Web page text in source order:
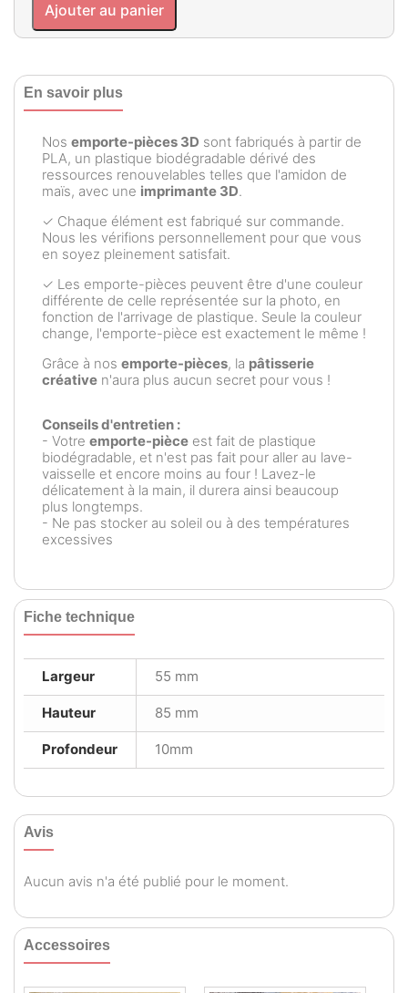
Ajouter au panier
En savoir plus
Nos emporte-pièces 3D sont fabriqués à partir de
PLA, un plastique biodégradable dérivé des
ressources renouvelables telles que l'amidon de
maïs, avec une imprimante 3D.
✓ Chaque élément est fabriqué sur commande.
Nous les vérifions personnellement pour que vous
en soyez pleinement satisfait.
✓ Les emporte-pièces peuvent être d'une couleur
différente de celle représentée sur la photo, en
fonction de l'arrivage de plastique. Seule la couleur
change, l'emporte-pièce est exactement le même !
Grâce à nos emporte-pièces, la pâtisserie
créative n'aura plus aucun secret pour vous !
Conseils d'entretien :
- Votre emporte-pièce est fait de plastique
biodégradable, et n'est pas fait pour aller au lave-
vaisselle et encore moins au four ! Lavez-le
délicatement à la main, il durera ainsi beaucoup
plus longtemps.
- Ne pas stocker au soleil ou à des températures
excessives
Fiche technique
Largeur 55 mm
Hauteur 85 mm
Profondeur 10mm
Avis
Aucun avis n'a été publié pour le moment.
Accessoires